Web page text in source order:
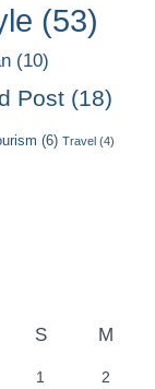
(53)
(10)
Post (18)
(6) Travel (4)
S M
1 2